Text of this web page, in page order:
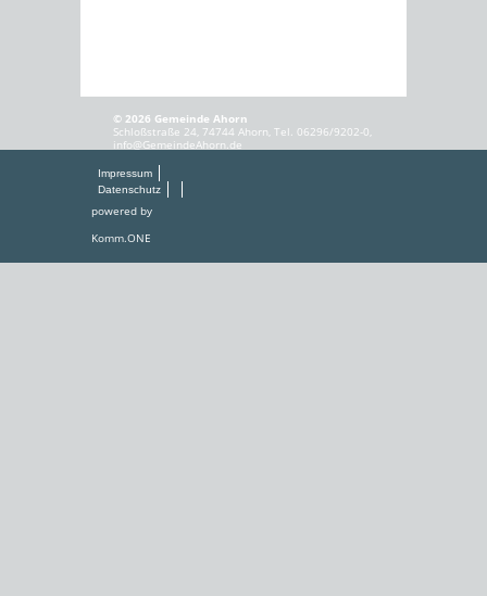
© 2026 Gemeinde Ahorn
Schloßstraße 24, 74744 Ahorn, Tel. 06296/9202-0,
info@GemeindeAhorn.de
Impressum
Datenschutz
powered by
Komm.ONE